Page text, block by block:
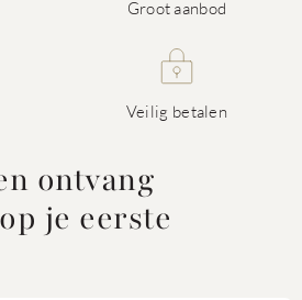
Groot aanbod
Veilig betalen
ontvang
op je eerste